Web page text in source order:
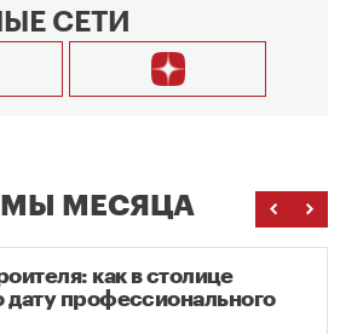
СЕТИ
МЕСЯЦА
как в столице
дату профессионального